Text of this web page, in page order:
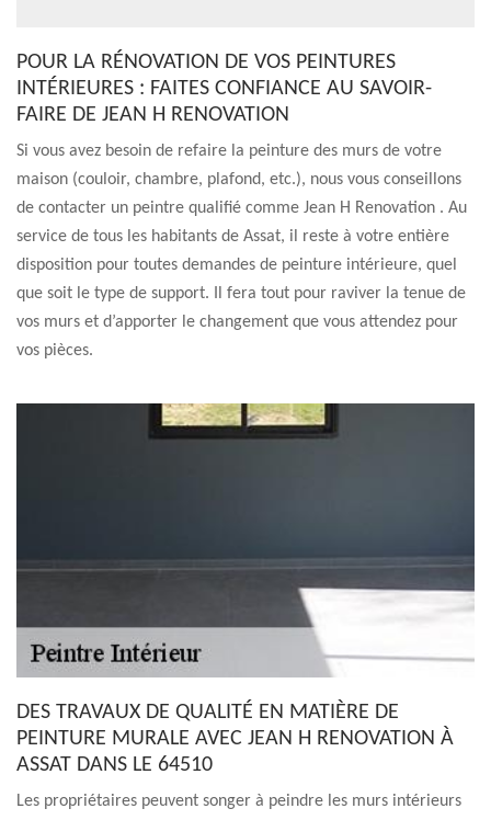
POUR LA RÉNOVATION DE VOS PEINTURES
INTÉRIEURES : FAITES CONFIANCE AU SAVOIR-
FAIRE DE JEAN H RENOVATION
Si vous avez besoin de refaire la peinture des murs de votre
maison (couloir, chambre, plafond, etc.), nous vous conseillons
de contacter un peintre qualifié comme Jean H Renovation . Au
service de tous les habitants de Assat, il reste à votre entière
disposition pour toutes demandes de peinture intérieure, quel
que soit le type de support. Il fera tout pour raviver la tenue de
vos murs et d’apporter le changement que vous attendez pour
vos pièces.
DES TRAVAUX DE QUALITÉ EN MATIÈRE DE
PEINTURE MURALE AVEC JEAN H RENOVATION À
ASSAT DANS LE 64510
Les propriétaires peuvent songer à peindre les murs intérieurs